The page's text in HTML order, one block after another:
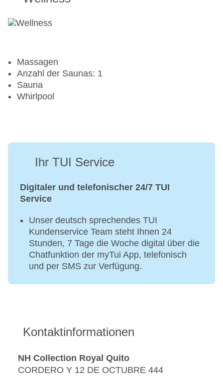
Massagen
Anzahl der Saunas: 1
Sauna
Whirlpool
Ihr TUI Service
Digitaler und telefonischer 24/7 TUI
Service
Unser deutsch sprechendes TUI
Kundenservice Team steht Ihnen 24
Stunden, 7 Tage die Woche digital über die
Chatfunktion der myTui App, telefonisch
und per SMS zur Verfügung.
Kontaktinformationen
NH Collection Royal Quito
CORDERO Y 12 DE OCTUBRE 444